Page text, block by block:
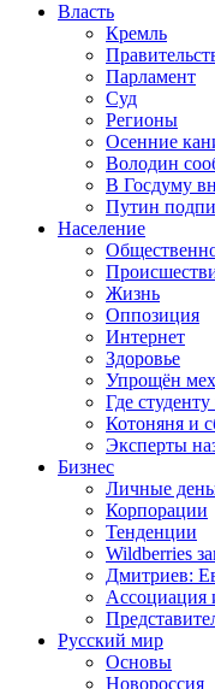
Власть
Кремль
Парламент
Суд
Регионы
Осенние
Володин
В Госдуму
Путин
Население
Жизнь
Оппозиция
Интернет
Здоровье
Упрощён
Где
Котоняня и
Эксперты
Бизнес
Личные
Корпорации
Тенденции
Wildberries
Дмитриев:
Ассоциация
Русский мир
Основы
Новороссия